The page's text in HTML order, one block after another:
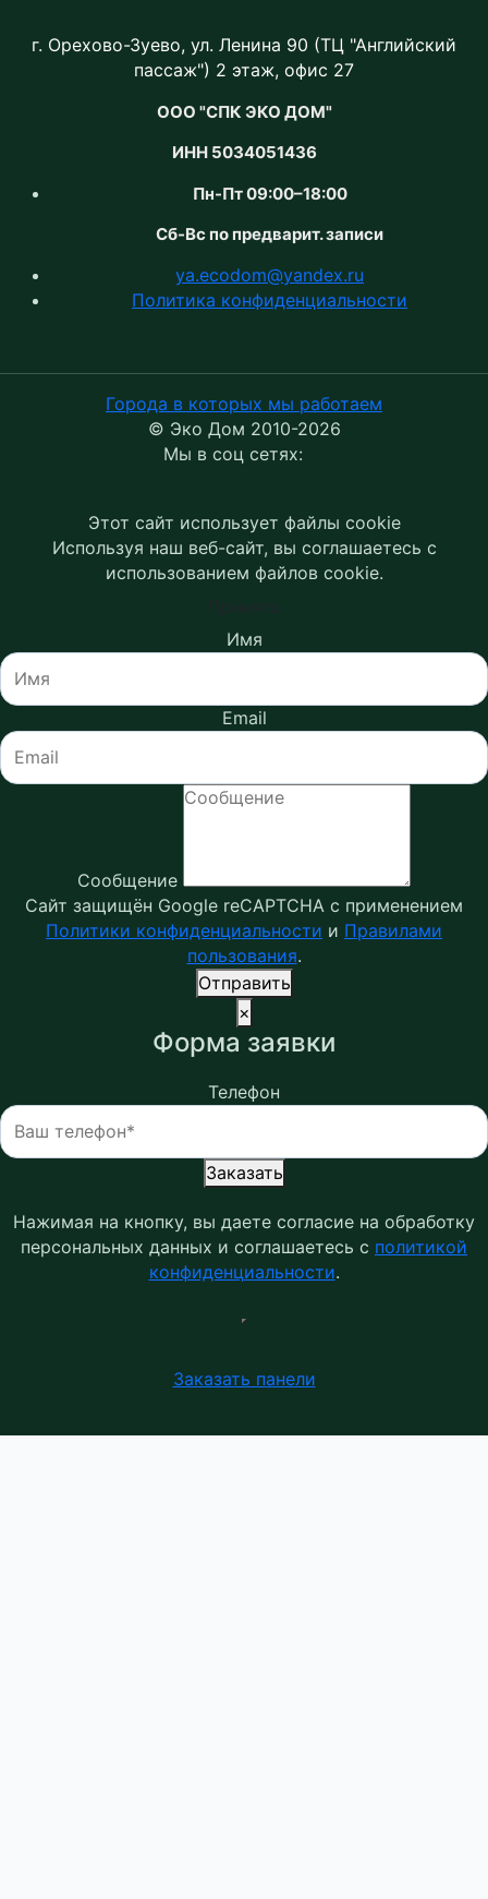
г. Орехово-Зуево, ул. Ленина 90 (ТЦ "Английский
пассаж") 2 этаж, офис 27
ООО "СПК ЭКО ДОМ"
ИНН 5034051436
Пн-Пт 09:00–18:00
Сб-Вс по предварит. записи
ya.ecodom@yandex.ru
Политика конфиденциальности
Города в которых мы работаем
© Эко Дом 2010-2026
Мы в соц сетях:
Этот сайт использует файлы cookie
Используя наш веб-сайт, вы соглашаетесь с
использованием файлов cookie.
Имя
Email
Сообщение
Сайт защищён Google reCAPTCHA с применением
Политики конфиденциальности и Правилами
пользования.
Отправить
×
Форма заявки
Телефон
Заказать
Нажимая на кнопку, вы даете согласие на обработку
персональных данных и соглашаетесь c политикой
конфиденциальности.
Заказать панели